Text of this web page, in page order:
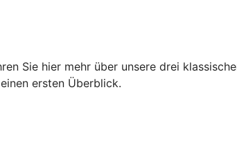
Sie hier mehr über unsere drei
ersten Überblick.